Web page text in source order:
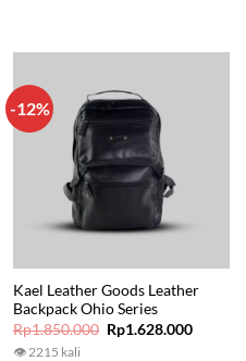
-12%
Kael Leather Goods Leather
Backpack Ohio Series
Rp1.850.000 Original
price
Rp1.628.000Current
👁 2215 kali